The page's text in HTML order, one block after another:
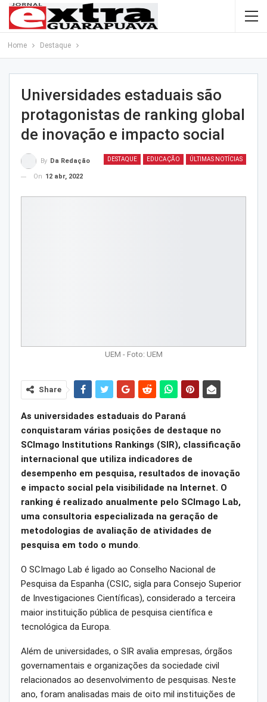
Home Destaque
Universidades estaduais são
protagonistas de ranking global
de inovação e impacto social
DESTAQUE EDUCAÇÃO ÚLTIMAS NOTÍCIAS
By Da Redação
On 12 abr, 2022
UEM - Foto: UEM
Share
As universidades estaduais do Paraná
conquistaram várias posições de destaque no
SCImago Institutions Rankings (SIR), classificação
internacional que utiliza indicadores de
desempenho em pesquisa, resultados de inovação
e impacto social pela visibilidade na Internet. O
ranking é realizado anualmente pelo SCImago Lab,
uma consultoria especializada na geração de
metodologias de avaliação de atividades de
pesquisa em todo o mundo.
O SCImago Lab é ligado ao Conselho Nacional de
Pesquisa da Espanha (CSIC, sigla para Consejo Superior
de Investigaciones Científicas), considerado a terceira
maior instituição pública de pesquisa científica e
tecnológica da Europa.
Além de universidades, o SIR avalia empresas, órgãos
governamentais e organizações da sociedade civil
relacionados ao desenvolvimento de pesquisas. Neste
ano, foram analisadas mais de oito mil instituições de